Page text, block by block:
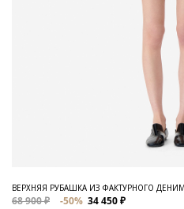
ВЕРХНЯЯ РУБАШКА ИЗ ФАКТУРНОГО
68 900 ₽ -50% 34 450 ₽